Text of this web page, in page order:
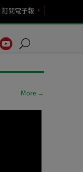
訂閱電子報
More →